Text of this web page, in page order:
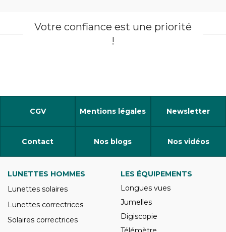
Votre confiance est une priorité
!
CGV Mentions légales Newsletter
Contact Nos blogs Nos vidéos
LUNETTES HOMMES
Lunettes solaires
Lunettes correctrices
Solaires correctrices
LES ÉQUIPEMENTS
Longues vues
Jumelles
Digiscopie